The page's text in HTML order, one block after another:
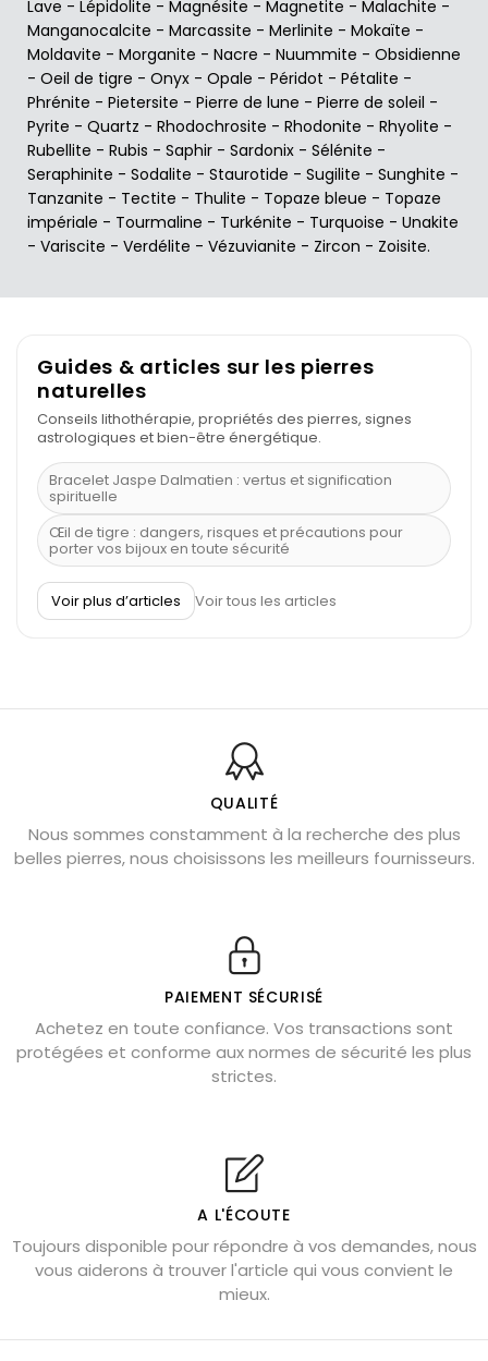
Lave - Lépidolite - Magnésite - Magnetite - Malachite -
Manganocalcite - Marcassite - Merlinite - Mokaïte -
Moldavite - Morganite - Nacre - Nuummite - Obsidienne
- Oeil de tigre - Onyx - Opale - Péridot - Pétalite -
Phrénite - Pietersite - Pierre de lune - Pierre de soleil -
Pyrite - Quartz - Rhodochrosite - Rhodonite - Rhyolite -
Rubellite - Rubis - Saphir - Sardonix - Sélénite -
Seraphinite - Sodalite - Staurotide - Sugilite - Sunghite -
Tanzanite - Tectite - Thulite - Topaze bleue - Topaze
impériale - Tourmaline - Turkénite - Turquoise - Unakite
- Variscite - Verdélite - Vézuvianite - Zircon - Zoisite.
Guides & articles sur les pierres
naturelles
Conseils lithothérapie, propriétés des pierres, signes
astrologiques et bien-être énergétique.
Bracelet Jaspe Dalmatien : vertus et signification
spirituelle
Œil de tigre : dangers, risques et précautions pour
porter vos bijoux en toute sécurité
À quel poignet porter un bracelet de pierre
Découvrez le scorpion et ses pierres
Bienfaits de la sélénite – pierre des anges
L’améthyste est-elle faite pour moi ?
Chrysocolle : pierre apaisante
Obsidienne dorée : vertus et signification
Véritable citrine naturelle non chauffée
Où placer la citrine dans la maison
Cornaline : propriétés magiques
Capricorne : quelles pierres choisir
Shungite : purification et protection
Bagues en labradorite argent 925
Lapis lazuli : propriétés et précautions
Citrine : propriétés magiques
Aigue-marine : propriétés et couleurs
Voir plus d’articles Voir tous les articles
QUALITÉ
Nous sommes constamment à la recherche des plus
belles pierres, nous choisissons les meilleurs fournisseurs.
PAIEMENT SÉCURISÉ
Achetez en toute confiance. Vos transactions sont
protégées et conforme aux normes de sécurité les plus
strictes.
A L'ÉCOUTE
Toujours disponible pour répondre à vos demandes, nous
vous aiderons à trouver l'article qui vous convient le
mieux.